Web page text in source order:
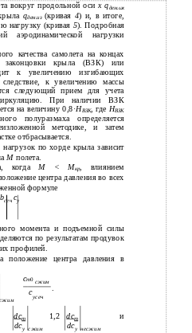
вокруг продольной осих qдем.ωх
qдем.из (кривая 4) и, в итоге,
нагрузку (кривая 5). Подробная
аэродинамической нагрузки
качества самолета на концах
законцовки крыла (ВЗК) или
к увеличению изгибающих
к увеличению массы
следующий прием для учета
При наличии ВЗК
на величину 0,8·НВЗК, где НВЗК
полуразмаха определяется
методике, и затем
отбрасывается.
нагрузок по хорде крыла зависит
Мполета.
когдаМ < Мкр, влиянием
центра давления во всех
формуле
bсеч cy
момента и подъемной силы
по результатам продувок
профилей.
положение центра давления в
cт0 сжим
.
с
усеч
сжим
dcm 1,2 dcm и
dcy сжим dcy несжим